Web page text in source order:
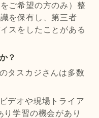
ご希望の方のみ）整
を保有し、第三者
スをしたことがある
？
タスカジさんは多数
デオや現場トライア
り学習の機会があり